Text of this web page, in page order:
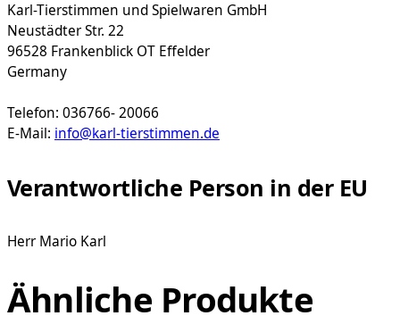
Karl-Tierstimmen und Spielwaren GmbH
Neustädter Str. 22
96528 Frankenblick OT Effelder
Germany
Telefon: 036766- 20066
E-Mail: info@karl-tierstimmen.de
Verantwortliche Person in der EU
Herr Mario Karl
Ähnliche Produkte